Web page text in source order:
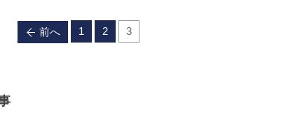
前へ 1 2 3